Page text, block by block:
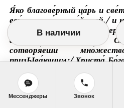
Я́ко благове́рный ца́рь и
еси́ в земли́ англи́йстей,/ и
Це́ркве и держа́вы/
ско́ро преше́дше ко
сотворя́еши
призЫва́ющим:/ Христа́
В наличии
Мессенджеры Звонок